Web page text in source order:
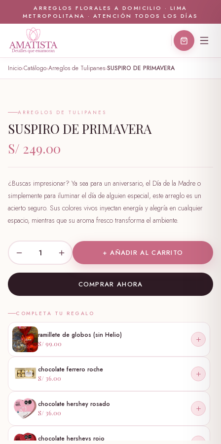
ARREGLOS FLORALES A DOMICILIO · LIMA
METROPOLITANA · ATENCIÓN TODOS LOS DÍAS
Inicio›Catálogo›Arreglos de Tulipanes›SUSPIRO DE PRIMAVERA
ARREGLOS DE TULIPANES
SUSPIRO DE PRIMAVERA
S/ 249.00
¿Buscas impresionar? Ya sea para un aniversario, el Día de la Madre o
simplemente para iluminar el día de alguien especial, este arreglo es un
acierto seguro. Sus colores vivos inyectan energía y alegría en cualquier
espacio, mientras que su aroma fresco transforma el ambiente.
1 + AÑADIR AL CARRITO
COMPRAR AHORA
COMPLETA TU REGALO
ramillete de globos (sin Helio)
S/ 99.00
chocolate ferrero roche
S/ 36.00
chocolate hershey rosado
S/ 36.00
chocolate hersheys rojo